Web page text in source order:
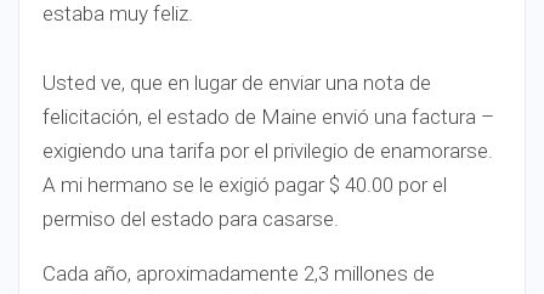
estaba muy feliz.
Usted ve, que en lugar de enviar una nota de
felicitación, el estado de Maine envió una factura –
exigiendo una tarifa por el privilegio de enamorarse.
A mi hermano se le exigió pagar $ 40.00 por el
permiso del estado para casarse.
Cada año, aproximadamente 2,3 millones de